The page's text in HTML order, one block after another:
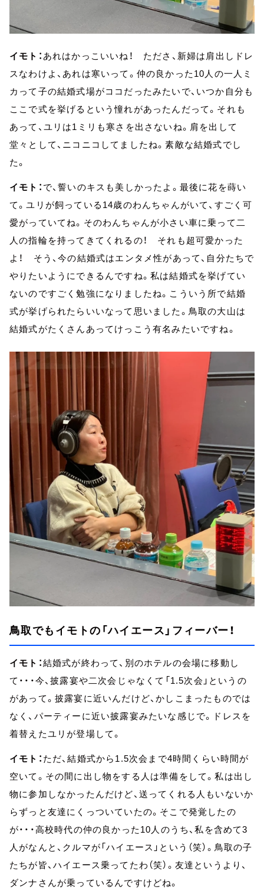
イモト： あれはかっこいいね！ たださ、新婦は肩出しドレ
スなわけよ、あれは寒いって。仲の良かった10人の一人ミ
カって子の結婚式場がココだったみたいで、いつか自分も
ここで式を挙げるという憧れがあったんだって。それも
あって、ユリは1ミリも寒さを出さないね。肩を出して
堂々として、ニコニコしてましたね。素敵な結婚式でし
た。
イモト： で、誓いのキスも美しかったよ。最後に花を蒔い
て。ユリが飼っている14歳のわんちゃんがいて、すごく可
愛がっていてね。そのわんちゃんが小さい車に乗って二
人の指輪を持ってきてくれるの！ それも超可愛かった
よ！ そう、今の結婚式はエンタメ性があって、自分たちで
やりたいようにできるんですね。私は結婚式を挙げてい
ないのですごく勉強になりましたね。こういう所で結婚
式が挙げられたらいいなって思いました。鳥取の大山は
結婚式がたくさんあってけっこう有名みたいですね。
鳥取でもイモトの「ハイエース」フィーバー！
イモト：結婚式が終わって、別のホテルの会場に移動し
て・・・今、披露宴や二次会じゃなくて「1.5次会」というの
があって。披露宴に近いんだけど、かしこまったものでは
なく、パーティーに近い披露宴みたいな感じで。ドレスを
着替えたユリが登場して。
イモト： ただ、結婚式から1.5次会まで4時間くらい時間が
空いて。その間に出し物をする人は準備をして。私は出し
物に参加しなかったんだけど、送ってくれる人もいないか
らずっと友達にくっついていたの。そこで発覚したの
が・・・高校時代の仲の良かった10人のうち、私を含めて3
人がなんと、クルマが「ハイエース」という（笑）。鳥取の子
たちが皆、ハイエース乗ってたわ（笑）。友達というより、
ダンナさんが乗っているんですけどね。